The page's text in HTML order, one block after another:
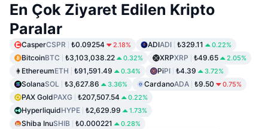
En Çok Ziyaret Edilen Kripto
Paralar
CasperCSPR ₺0.09254 2.18% ADIADI ₺329.11 0.22%
BitcoinBTC ₺3,103,038.22 0.32% XRPXRP ₺49.65 2.05%
EthereumETH ₺91,591.49 0.34% PiPI ₺4.39 3.72%
SolanaSOL ₺3,627.86 3.36% CardanoADA ₺9.50 0.75%
PAX GoldPAXG ₺207,507.54 0.22%
HyperliquidHYPE ₺2,629.99 1.73%
Shiba InuSHIB ₺0.000221 0.28%